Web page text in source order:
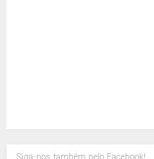
Siga-nos também pelo Facebook!